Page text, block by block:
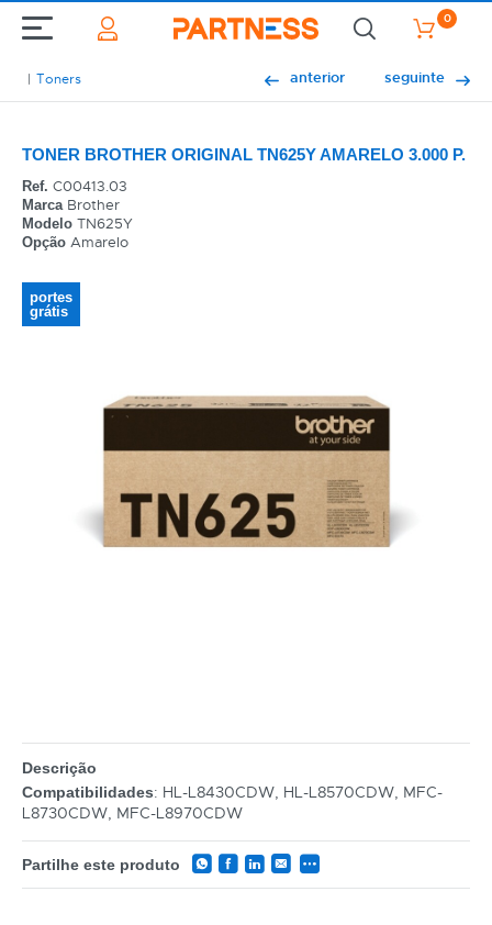
0
Toners anterior seguinte
TONER BROTHER ORIGINAL TN625Y AMARELO 3.000 P.
Ref. C00413.03
MarcaBrother
Modelo TN625Y
Opção Amarelo
portes
grátis
Descrição
Compatibilidades: HL-L8430CDW, HL-L8570CDW, MFC-
L8730CDW, MFC-L8970CDW
Partilhe este produto